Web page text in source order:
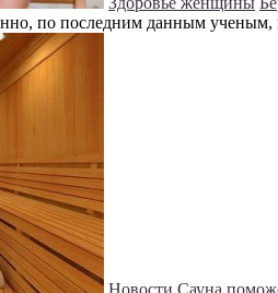
по последним данным ученым,